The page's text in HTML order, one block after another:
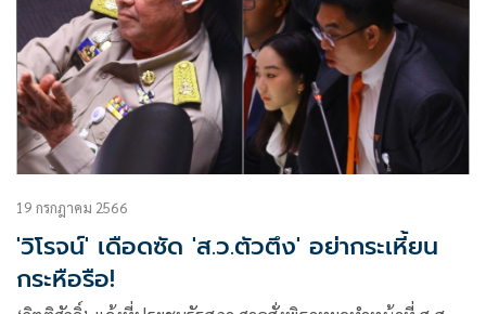
19 กรกฎาคม 2566
'วิโรจน์' เดือดซัด 'ส.ว.ตัวตึง' อย่ากระเหี้ยน
กระหือรือ!